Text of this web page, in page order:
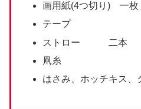
画用紙(4つ切り) 一枚
テープ
ストロー 二本
凧糸
はさみ、ホッチキス、